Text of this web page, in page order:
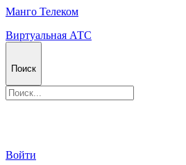
Манго Телеком
Виртуальная АТС
Поиск
Войти